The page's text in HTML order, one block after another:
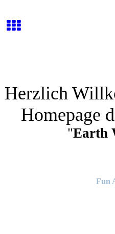
Herzlich
Homepage
"Earth
Fun